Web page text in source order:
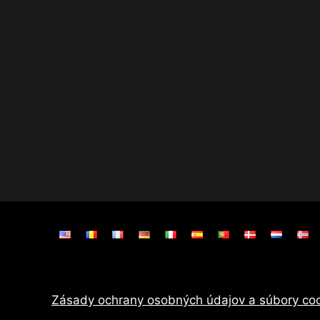
Zásady ochrany osobných údajov a súbory